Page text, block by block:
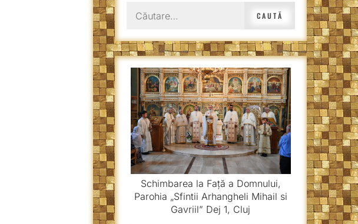
după:
Schimbarea la Față a Domnului,
Parohia „Sfintii Arhangheli Mihail si
Gavriil” Dej 1, Cluj